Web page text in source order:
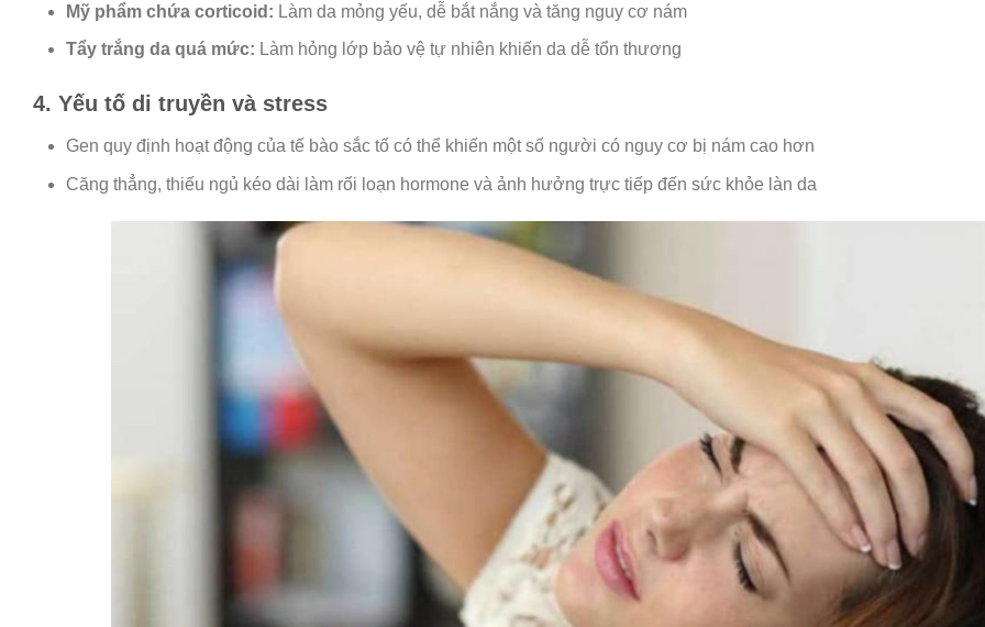
Mỹ phẩm chứa corticoid: Làm da mỏng yếu, dễ bắt nắng và tăng nguy cơ nám
Tẩy trắng da quá mức: Làm hỏng lớp bảo vệ tự nhiên khiến da dễ tổn thương
4. Yếu tố di truyền và stress
Gen quy định hoạt động của tế bào sắc tố có thể khiến một số người có nguy cơ bị nám cao hơn
Căng thẳng, thiếu ngủ kéo dài làm rối loạn hormone và ảnh hưởng trực tiếp đến sức khỏe làn da